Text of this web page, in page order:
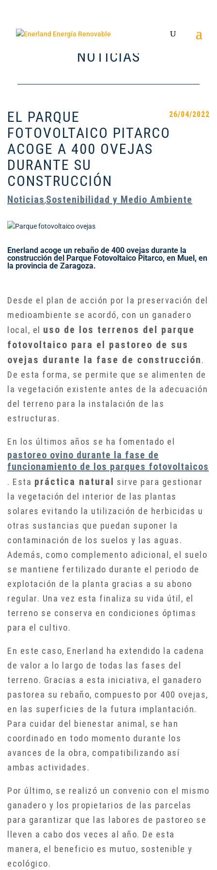
NOTICIAS
EL PARQUE
FOTOVOLTAICO PITARCO
ACOGE A 400 OVEJAS
DURANTE SU
CONSTRUCCIÓN
Noticias,Sostenibilidad y Medio Ambiente
26/04/2022
Enerland acoge un rebaño de 400 ovejas durante la
construcción del Parque Fotovoltaico Pitarco, en Muel, en
la provincia de Zaragoza.
Desde el plan de acción por la preservación del
medioambiente se acordó, con un ganadero
local, el uso de los terrenos del parque
fotovoltaico para el pastoreo de sus
ovejas durante la fase de construcción.
De esta forma, se permite que se alimenten de
la vegetación existente antes de la adecuación
del terreno para la instalación de las
estructuras.
En los últimos años se ha fomentado el
pastoreo ovino durante la fase de
funcionamiento de los parques fotovoltaicos
. Esta práctica natural sirve para gestionar
la vegetación del interior de las plantas
solares evitando la utilización de herbicidas u
otras sustancias que puedan suponer la
contaminación de los suelos y las aguas.
Además, como complemento adicional, el suelo
se mantiene fertilizado durante el periodo de
explotación de la planta gracias a su abono
regular. Una vez esta finaliza su vida útil, el
terreno se conserva en condiciones óptimas
para el cultivo.
En este caso, Enerland ha extendido la cadena
de valor a lo largo de todas las fases del
terreno. Gracias a esta iniciativa, el ganadero
pastorea su rebaño, compuesto por 400 ovejas,
en las superficies de la futura implantación.
Para cuidar del bienestar animal, se han
coordinado en todo momento durante los
avances de la obra, compatibilizando así
ambas actividades.
Por último, se realizó un convenio con el mismo
ganadero y los propietarios de las parcelas
para garantizar que las labores de pastoreo se
lleven a cabo dos veces al año. De esta
manera, el beneficio es mutuo, sostenible y
ecológico.